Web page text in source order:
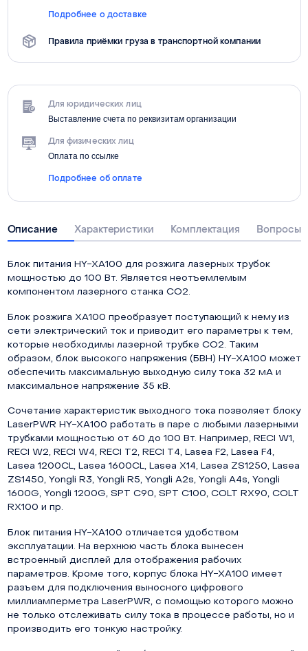
Подробнее о доставке
Правила приёмки груза в транспортной компании
Для юридических лиц
Выставление счета по реквизитам организации
Для физических лиц
Оплата по ссылке
Подробнее об оплате
Описание Характеристики Комплектация Вопросы
Блок питания HY-XA100 для розжига лазерных трубок
мощностью до 100 Вт. Является неотъемлемым
компонентом лазерного станка СО2.
Блок розжига XA100 преобразует поступающий к нему из
сети электрический ток и приводит его параметры к тем,
которые необходимы лазерной трубке СО2. Таким
образом, блок высокого напряжения (БВН) HY-XA100 может
обеспечить максимальную выходную силу тока 32 мА и
максимальное напряжение 35 кВ.
Сочетание характеристик выходного тока позволяет блоку
LaserPWR HY-XA100 работать в паре с любыми лазерными
трубками мощностью от 60 до 100 Вт. Например, RECI W1,
RECI W2, RECI W4, RECI T2, RECI T4, Lasea F2, Lasea F4,
Lasea 1200CL, Lasea 1600CL, Lasea X14, Lasea ZS1250, Lasea
ZS1450, Yongli R3, Yongli R5, Yongli A2s, Yongli A4s, Yongli
1600G, Yongli 1200G, SPT C90, SPT C100, COLT RX90, COLT
RX100 и пр.
Блок питания HY-XA100 отличается удобством
эксплуатации. На верхнюю часть блока вынесен
встроенный дисплей для отображения рабочих
параметров. Кроме того, корпус блока HY-XA100 имеет
разъем для подключения выносного цифрового
миллиамперметра LaserPWR, с помощью которого можно
не только отслеживать силу тока в процессе работы, но и
производить его тонкую настройку.